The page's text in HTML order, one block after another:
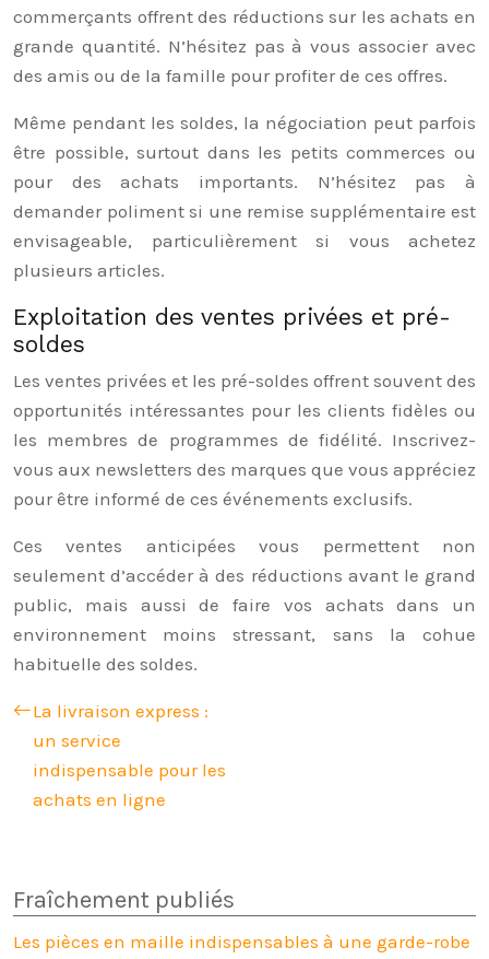
commerçants offrent des réductions sur les achats en
grande quantité. N’hésitez pas à vous associer avec
des amis ou de la famille pour profiter de ces offres.
Même pendant les soldes, la négociation peut parfois
être possible, surtout dans les petits commerces ou
pour des achats importants. N’hésitez pas à
demander poliment si une remise supplémentaire est
envisageable, particulièrement si vous achetez
plusieurs articles.
Exploitation des ventes privées et pré-
soldes
Les ventes privées et les pré-soldes offrent souvent des
opportunités intéressantes pour les clients fidèles ou
les membres de programmes de fidélité. Inscrivez-
vous aux newsletters des marques que vous appréciez
pour être informé de ces événements exclusifs.
Ces ventes anticipées vous permettent non
seulement d’accéder à des réductions avant le grand
public, mais aussi de faire vos achats dans un
environnement moins stressant, sans la cohue
habituelle des soldes.
La livraison express :
un service
indispensable pour les
achats en ligne
Fraîchement publiés
Les pièces en maille indispensables à une garde-robe